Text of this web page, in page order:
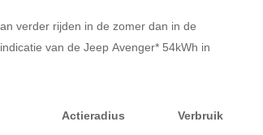
verder rijden in de zomer dan in de
van de Jeep Avenger* 54kWh in
Actieradius Verbruik